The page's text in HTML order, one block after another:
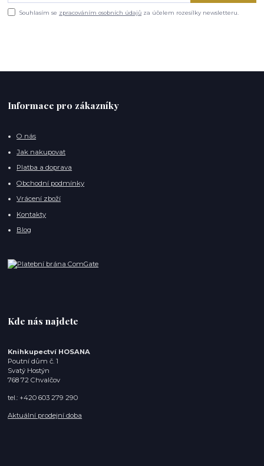
Souhlasím se zpracováním osobních údajů za účelem rozesílky newsletteru.
Informace pro zákazníky
O nás
Jak nakupovat
Platba a doprava
Obchodní podmínky
Vrácení zboží
Kontakty
Blog
Kde nás najdete
Knihkupectví HOSANA
Poutní dům č. 1
Svatý Hostýn
768 72 Chvalčov
tel.: +420 603 279 290
Aktuální prodejní doba